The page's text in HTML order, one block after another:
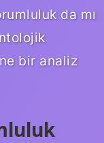
da mı
bir analiz